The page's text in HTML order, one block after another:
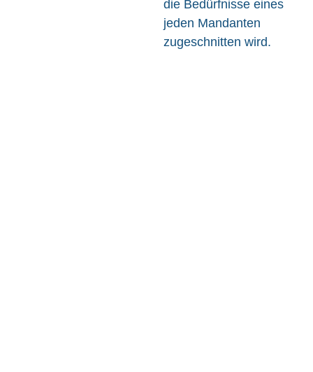
die Bedürfnisse eines
jeden Mandanten
zugeschnitten wird.